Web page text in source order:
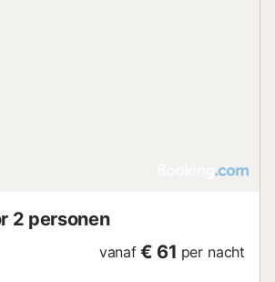
2 personen
vanaf € 61 per nacht